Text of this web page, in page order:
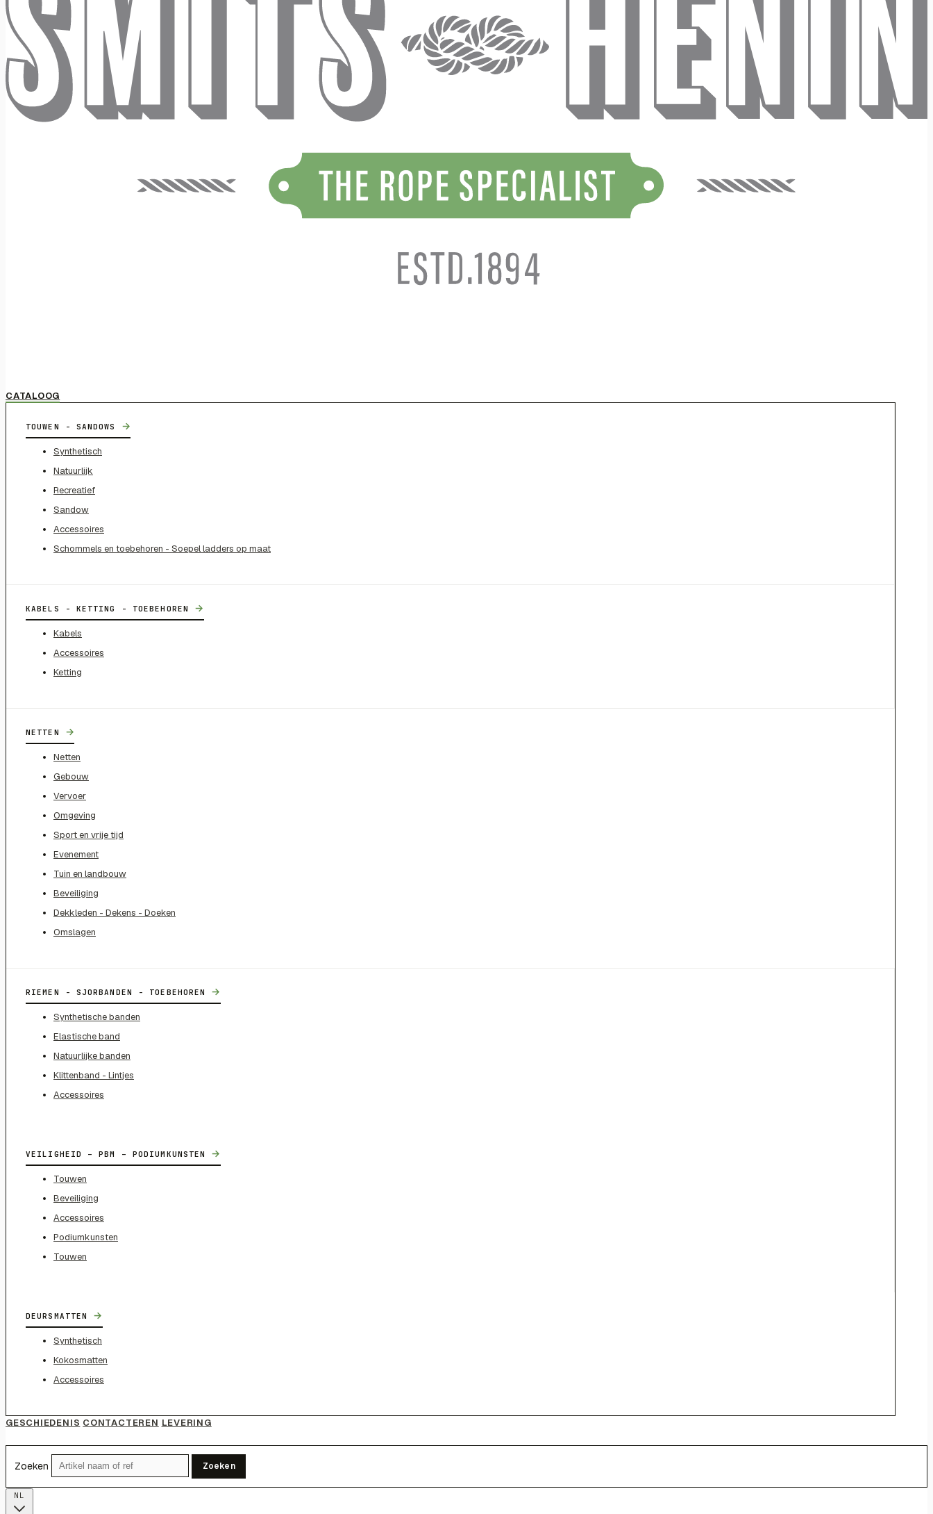
CATALOOG
TOUWEN - SANDOWS →
Synthetisch
Natuurlijk
Recreatief
Sandow
Accessoires
Schommels en toebehoren - Soepel ladders op maat
KABELS - KETTING - TOEBEHOREN →
Kabels
Accessoires
Ketting
NETTEN →
Netten
Gebouw
Vervoer
Omgeving
Sport en vrije tijd
Evenement
Tuin en landbouw
Beveiliging
Dekkleden - Dekens - Doeken
Omslagen
RIEMEN - SJORBANDEN - TOEBEHOREN →
Synthetische banden
Elastische band
Natuurlijke banden
Klittenband - Lintjes
Accessoires
VEILIGHEID – PBM – PODIUMKUNSTEN →
Touwen
Beveiliging
Accessoires
Podiumkunsten
Touwen
DEURSMATTEN →
Synthetisch
Kokosmatten
Accessoires
GESCHIEDENIS CONTACTEREN LEVERING
Zoeken Zoeken